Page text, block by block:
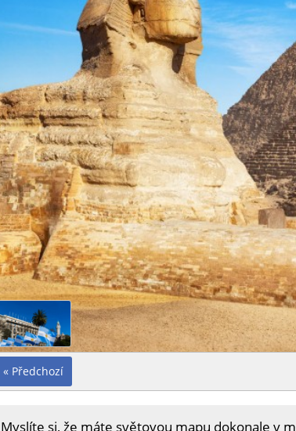
« Předchozí
Myslíte si, že máte světovou mapu dokonale v